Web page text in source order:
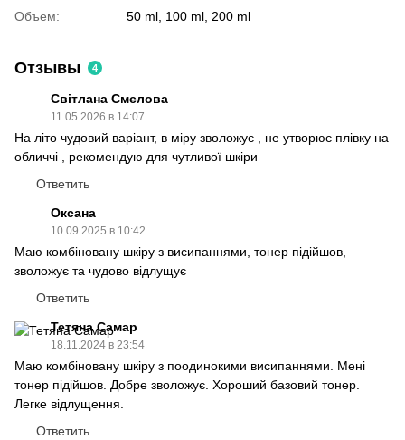
Объем:
50 ml, 100 ml, 200 ml
Отзывы 4
Світлана Смєлова
11.05.2026 в 14:07
На літо чудовий варіант, в міру зволожує , не утворює плівку на
обличчі , рекомендую для чутливої шкіри
Ответить
Оксана
10.09.2025 в 10:42
Маю комбіновану шкіру з висипаннями, тонер підійшов,
зволожує та чудово відлущує
Ответить
Тетяна Самар
18.11.2024 в 23:54
Маю комбіновану шкіру з поодинокими висипаннями. Мені
тонер підійшов. Добре зволожує. Хороший базовий тонер.
Легке відлущення.
Ответить